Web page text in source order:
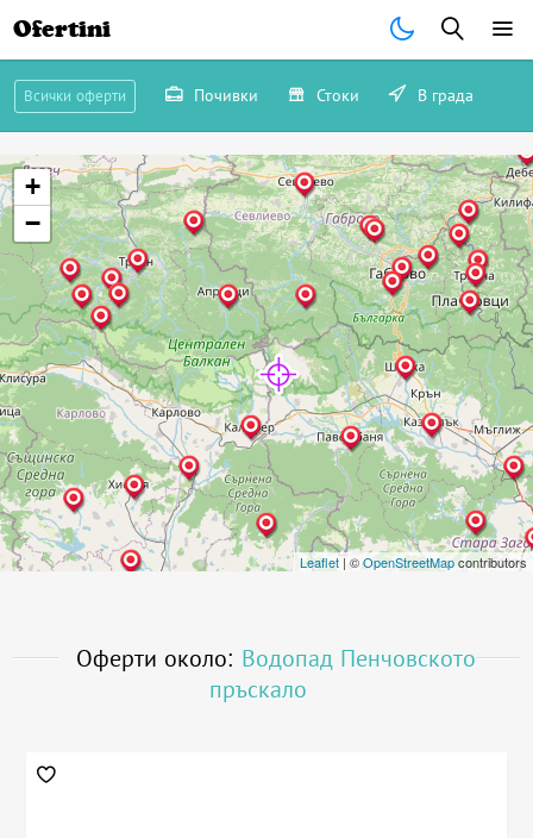
Ofertini
Всички оферти Почивки Стоки В града
+
−
Leaflet | ©OpenStreetMapcontributors
Оферти около: Водопад Пенчовското
пръскало